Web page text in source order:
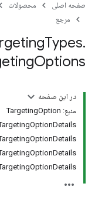
صفحه اصلی محصولات
مرجع
Types.
Options
در این صفحه
منبع: TargetingOption